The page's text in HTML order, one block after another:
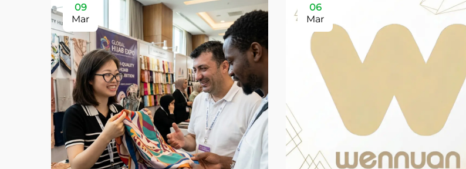
09
Mar
06
Mar